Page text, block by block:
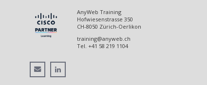
AnyWeb Training
Hofwiesenstrasse 350
CH-8050 Zürich-Oerlikon
training@anyweb.ch
Tel. +41 58 219 1104